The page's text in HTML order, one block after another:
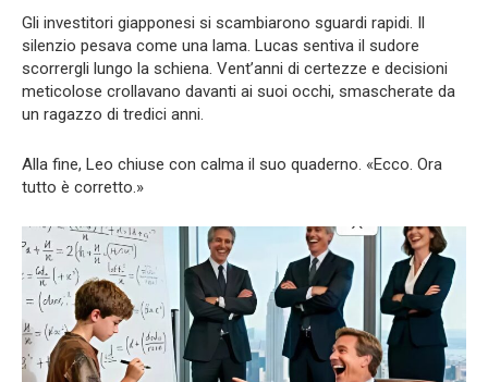
Gli investitori giapponesi si scambiarono sguardi rapidi. Il
silenzio pesava come una lama. Lucas sentiva il sudore
scorrergli lungo la schiena. Vent’anni di certezze e decisioni
meticolose crollavano davanti ai suoi occhi, smascherate da
un ragazzo di tredici anni.
Alla fine, Leo chiuse con calma il suo quaderno. «Ecco. Ora
tutto è corretto.»